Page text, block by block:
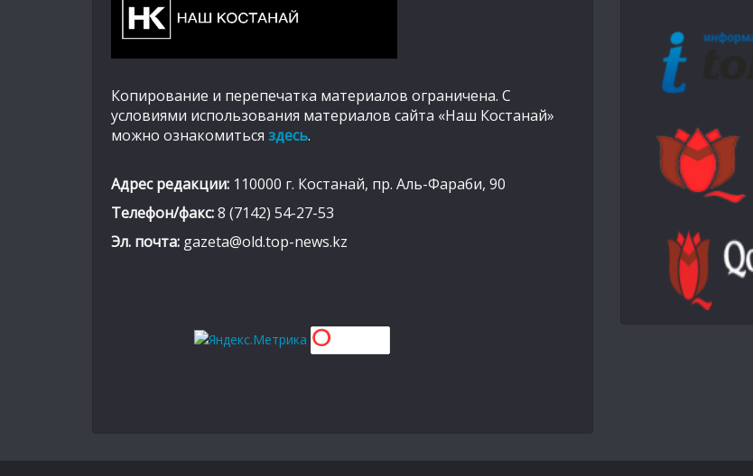
Копирование и перепечатка материалов ограничена. С
условиями использования материалов сайта «Наш Костанай»
можно ознакомиться здесь.
Адрес редакции: 110000 г. Костанай, пр. Аль-Фараби, 90
Телефон/факс:8 (7142) 54-27-53
Эл. почта: gazeta@old.top-news.kz